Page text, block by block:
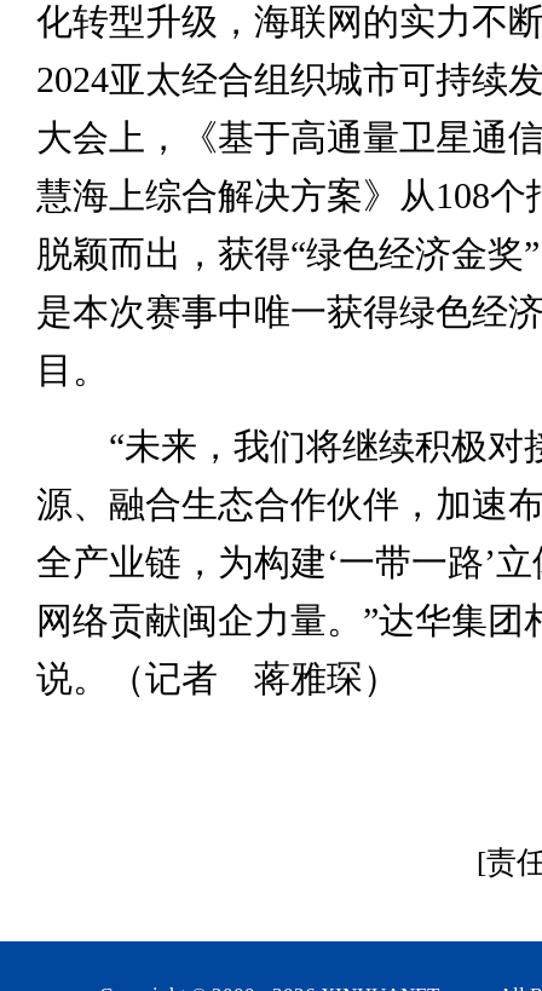
化转型升级，海联网的实力不
2024亚太经合组织城市可持续
大会上，《基于高通量卫星通
慧海上综合解决方案》从108个
脱颖而出，获得“绿色经济金奖
是本次赛事中唯一获得绿色经
目。
“未来，我们将继续积极对
源、融合生态合作伙伴，加速
全产业链，为构建‘一带一路’
网络贡献闽企力量。”达华集团
说。（记者 蒋雅琛）
[责